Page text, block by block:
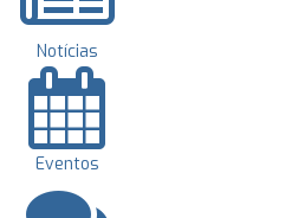
Notícias
Eventos